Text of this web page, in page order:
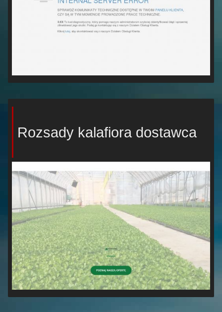
Rozsady kalafiora dostawca